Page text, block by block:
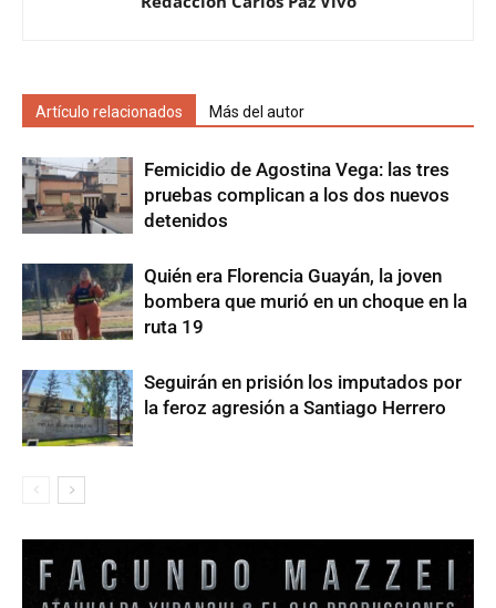
Artículo relacionados Más del autor
Femicidio de Agostina Vega: las tres
pruebas complican a los dos nuevos
detenidos
Quién era Florencia Guayán, la joven
bombera que murió en un choque en la
ruta 19
Seguirán en prisión los imputados por
la feroz agresión a Santiago Herrero